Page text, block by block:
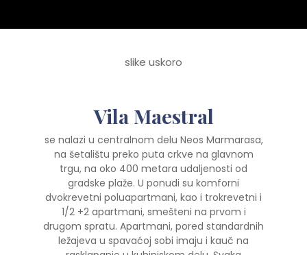
slike uskoro
Vila Maestral
se nalazi u centralnom delu Neos Marmarasa,
na šetalištu preko puta crkve na glavnom
trgu, na oko 400 metara udaljenosti od
gradske plaže. U ponudi su komforni
dvokrevetni poluapartmani, kao i trokrevetni i
1/2 +2 apartmani, smešteni na prvom i
drugom spratu. Apartmani, pored standardnih
ležajeva u spavaćoj sobi imaju i kauč na